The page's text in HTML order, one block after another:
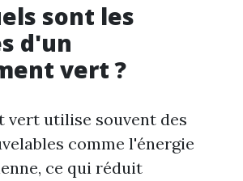
sont les
d'un
vert ?
vert utilise souvent des
comme l'énergie
ce qui réduit